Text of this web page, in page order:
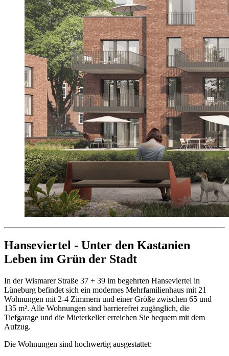
Hanseviertel - Unter den Kastanien
Leben im Grün der Stadt
In der Wismarer Straße 37 + 39 im begehrten Hanseviertel in
Lüneburg befindet sich ein modernes Mehrfamilienhaus mit 21
Wohnungen mit 2-4 Zimmern und einer Größe zwischen 65 und
135 m². Alle Wohnungen sind barrierefrei zugänglich, die
Tiefgarage und die Mieterkeller erreichen Sie bequem mit dem
Aufzug.
Die Wohnungen sind hochwertig ausgestattet: